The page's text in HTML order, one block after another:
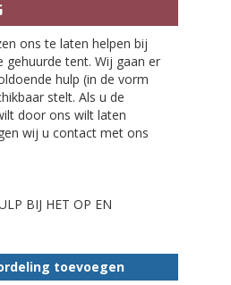
ons te laten helpen bij
gehuurde tent. Wij gaan er
hulp (in de vorm
stelt. Als u de
door ons wilt laten
wij u contact met ons
BIJ HET OP EN
toevoegen